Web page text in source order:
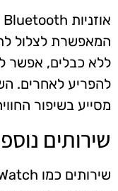
המאפשרת לצלול
ללא כבלים, אפשר
להפריע לאחרים.
מסייע בשיפור
שירותים